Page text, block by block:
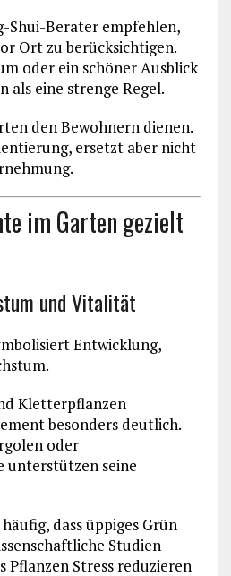
Shui-Berater empfehlen,
Ort zu berücksichtigen.
oder ein schöner Ausblick
als eine strenge Regel.
den Bewohnern dienen.
ersetzt aber nicht
im Garten gezielt
und Vitalität
Entwicklung,
Kletterpflanzen
besonders deutlich.
oder
unterstützen seine
dass üppiges Grün
Studien
Pflanzen Stress reduzieren